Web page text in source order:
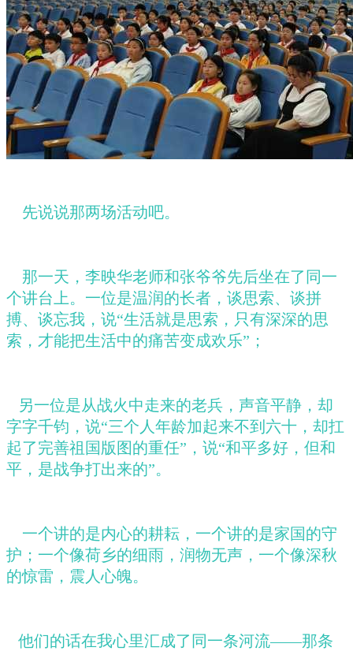
先说说那两场活动吧。
那一天，李映华老师和张爷爷先后坐在了同一
个讲台上。一位是温润的长者，谈思索、谈拼
搏、谈忘我，说“生活就是思索，只有深深的思
索，才能把生活中的痛苦变成欢乐”；
另一位是从战火中走来的老兵，声音平静，却
字字千钧，说“三个人年龄加起来不到六十，却扛
起了完善祖国版图的重任”，说“和平多好，但和
平，是战争打出来的”。
一个讲的是内心的耕耘，一个讲的是家国的守
护；一个像荷乡的细雨，润物无声，一个像深秋
的惊雷，震人心魄。
他们的话在我心里汇成了同一条河流——那条